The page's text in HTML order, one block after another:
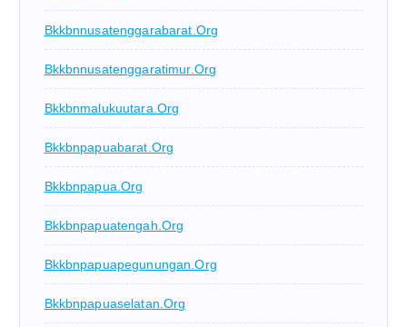
Bkkbnnusatenggarabarat.org
Bkkbnnusatenggaratimur.org
Bkkbnmalukuutara.org
Bkkbnpapuabarat.org
Bkkbnpapua.org
Bkkbnpapuatengah.org
Bkkbnpapuapegunungan.org
Bkkbnpapuaselatan.org